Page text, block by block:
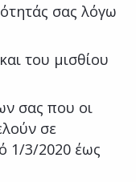
σας λόγω
του μισθίου
σας που οι
σε
1/3/2020 έως